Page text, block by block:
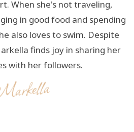
When she's not traveling,
in good food and spending
also loves to swim. Despite
finds joy in sharing her
with her followers.